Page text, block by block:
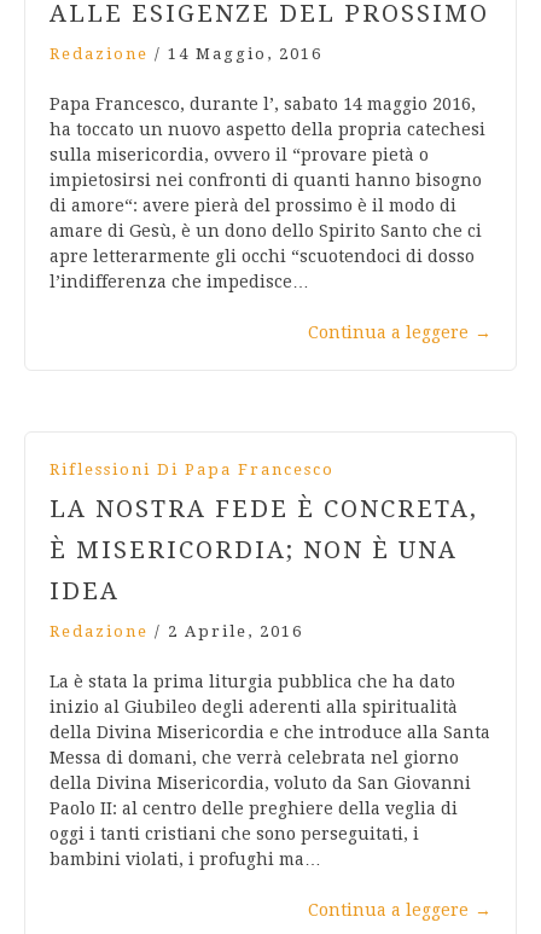
ALLE ESIGENZE DEL PROSSIMO
Redazione / 14 Maggio, 2016
Papa Francesco, durante l’, sabato 14 maggio 2016,
ha toccato un nuovo aspetto della propria catechesi
sulla misericordia, ovvero il “provare pietà o
impietosirsi nei confronti di quanti hanno bisogno
di amore“: avere pierà del prossimo è il modo di
amare di Gesù, è un dono dello Spirito Santo che ci
apre letterarmente gli occhi “scuotendoci di dosso
l’indifferenza che impedisce…
Continua a leggere →
Riflessioni Di Papa Francesco
LA NOSTRA FEDE È CONCRETA,
È MISERICORDIA; NON È UNA
IDEA
Redazione / 2 Aprile, 2016
La è stata la prima liturgia pubblica che ha dato
inizio al Giubileo degli aderenti alla spiritualità
della Divina Misericordia e che introduce alla Santa
Messa di domani, che verrà celebrata nel giorno
della Divina Misericordia, voluto da San Giovanni
Paolo II: al centro delle preghiere della veglia di
oggi i tanti cristiani che sono perseguitati, i
bambini violati, i profughi ma…
Continua a leggere →